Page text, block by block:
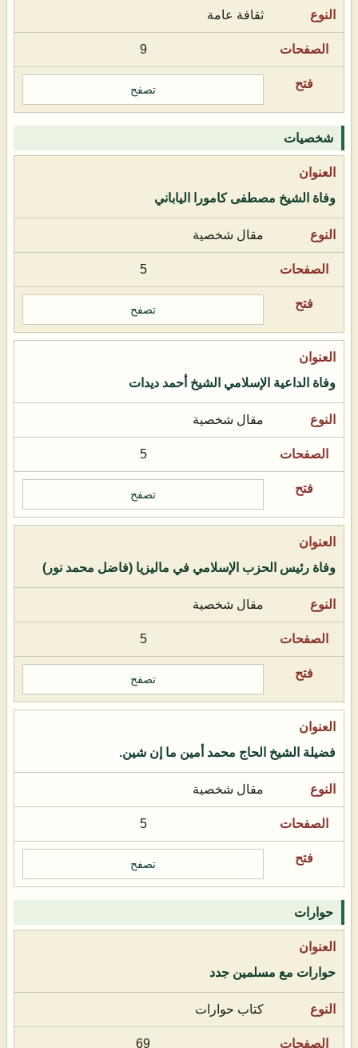
ثقافة عامة
9
تصفح
شخصيات
وفاة الشيخ مصطفى كامورا الياباني
مقال شخصية
5
تصفح
وفاة الداعية الإسلامي الشيخ أحمد ديدات
مقال شخصية
5
تصفح
وفاة رئيس الحزب الإسلامي في ماليزيا (فاضل محمد نور)
مقال شخصية
5
تصفح
فضيلة الشيخ الحاج محمد أمين ما إن شين.
مقال شخصية
5
تصفح
حوارات
حوارات مع مسلمين جدد
كتاب حوارات
69